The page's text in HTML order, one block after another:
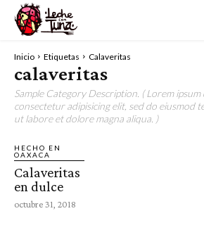
Inicio Etiquetas Calaveritas
calaveritas
Sample Category Description. ( Lorem ipsum
consectetur adipisicing elit, sed do eiusmod
ut labore et dolore magna aliqua. )
HECHO EN
OAXACA
Calaveritas
en dulce
octubre 31, 2018